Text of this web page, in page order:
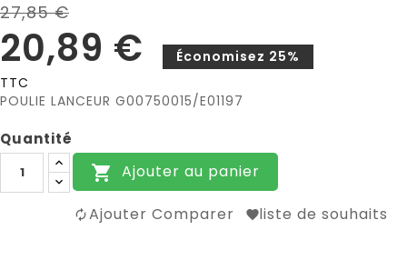
27,85 €
20,89 €
Économisez 25%
TTC
POULIE LANCEUR G00750015/E01197
Quantité
 Ajouter au panier
Ajouter Comparer liste de souhaits